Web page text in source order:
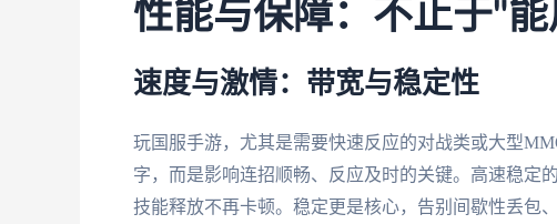
性能与保障：不止于"能
速度与激情：带宽与稳定性
玩国服手游，尤其是需要快速反应的对战类或大型
字，而是影响连招顺畅、反应及时的关键。高速稳定
技能释放不再卡顿。稳定更是核心，告别间歇性丢包